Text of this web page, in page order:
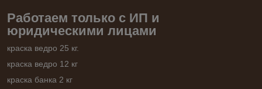
Работаем только с ИП и
юридическими лицами
краска ведро 25 кг.
краска ведро 12 кг
краска банка 2 кг